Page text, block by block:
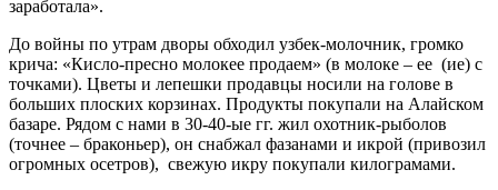
заработала».
До войны по утрам дворы обходил узбек-молочник, громко
крича: «Кисло-пресно молокее продаем» (в молоке – ее (ие) с
точками). Цветы и лепешки продавцы носили на голове в
больших плоских корзинах. Продукты покупали на Алайском
базаре. Рядом с нами в 30-40-ые гг. жил охотник-рыболов
(точнее – браконьер), он снабжал фазанами и икрой (привозил
огромных осетров), свежую икру покупали килограмами.